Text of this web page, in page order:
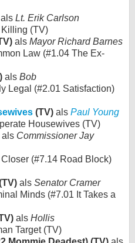
als Lt. Erik Carlson
(TV)
als Mayor Richard Barnes
Law (#1.04 The Ex-
als Bob
Legal (#2.01 Satisfaction)
(TV) als Paul Young
Housewives (TV)
als Commissioner Jay
(#7.14 Road Block)
als Senator Cramer
Minds (#7.01 It Takes a
als Hollis
Target (TV)